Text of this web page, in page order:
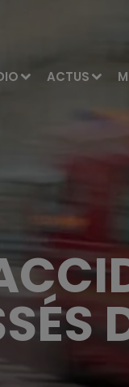
ACTUS